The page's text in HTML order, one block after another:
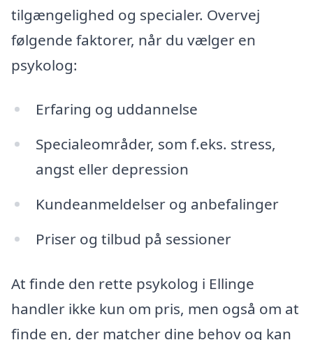
tilgængelighed og specialer. Overvej
følgende faktorer, når du vælger en
psykolog:
Erfaring og uddannelse
Specialeområder, som f.eks. stress,
angst eller depression
Kundeanmeldelser og anbefalinger
Priser og tilbud på sessioner
At finde den rette psykolog i Ellinge
handler ikke kun om pris, men også om at
finde en, der matcher dine behov og kan